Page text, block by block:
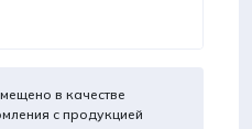
в качестве
с продукцией